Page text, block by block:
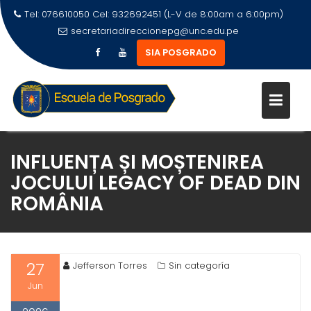
Tel: 076610050 Cel: 932692451 (L-V de 8:00am a 6:00pm)
secretariadireccionepg@unc.edu.pe
SIA POSGRADO
INFLUENȚA ȘI MOȘTENIREA
JOCULUI LEGACY OF DEAD DIN
ROMÂNIA
27
Jun
Jefferson Torres Sin categoría